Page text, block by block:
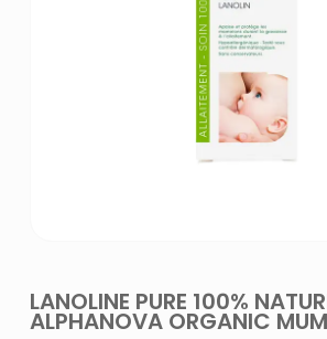
LANOLINE PURE 100%
ALPHANOVA ORGANIC MUM